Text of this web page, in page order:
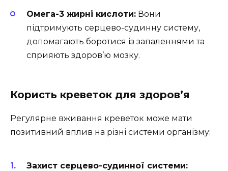
Омега-3 жирні кислоти: Вони
підтримують серцево-судинну систему,
допомагають боротися із запаленнями та
сприяють здоров’ю мозку.
Користь креветок для здоров’я
Регулярне вживання креветок може мати
позитивний вплив на різні системи організму:
Захист серцево-судинної системи: